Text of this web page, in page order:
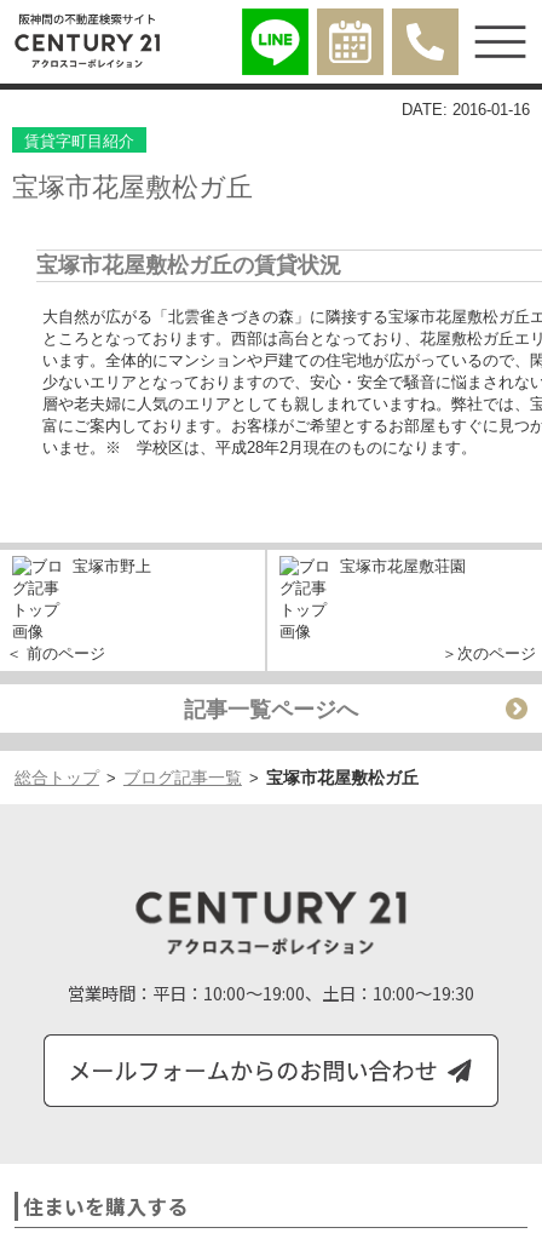
DATE: 2016-01-16
賃貸字町目紹介
宝塚市花屋敷松ガ丘
宝塚市花屋敷松ガ丘の賃貸状況
大自然が広がる「北雲雀きづきの森」に隣接する宝塚市花屋敷松ガ丘
ところとなっております。西部は高台となっており、花屋敷松ガ丘エ
います。全体的にマンションや戸建ての住宅地が広がっているので、
少ないエリアとなっておりますので、安心・安全で騒音に悩まされな
層や老夫婦に人気のエリアとしても親しまれていますね。弊社では、
富にご案内しております。お客様がご希望とするお部屋もすぐに見つ
いませ。※ 学校区は、平成28年2月現在のものになります。
宝塚市野上
＜ 前のページ
宝塚市花屋敷荘園
＞次のページ
記事一覧ページへ
総合トップ > ブログ記事一覧 > 宝塚市花屋敷松ガ丘
営業時間： 平日：10:00～19:00、土日：10:00～19:30
住まいを購入する